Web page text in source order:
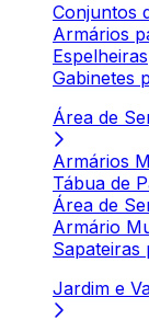
Conjuntos
Armários
Espelheiras
Gabinetes
Área de
Armários
Tábua de
Área de
Armário
Sapateiras
Jardim e